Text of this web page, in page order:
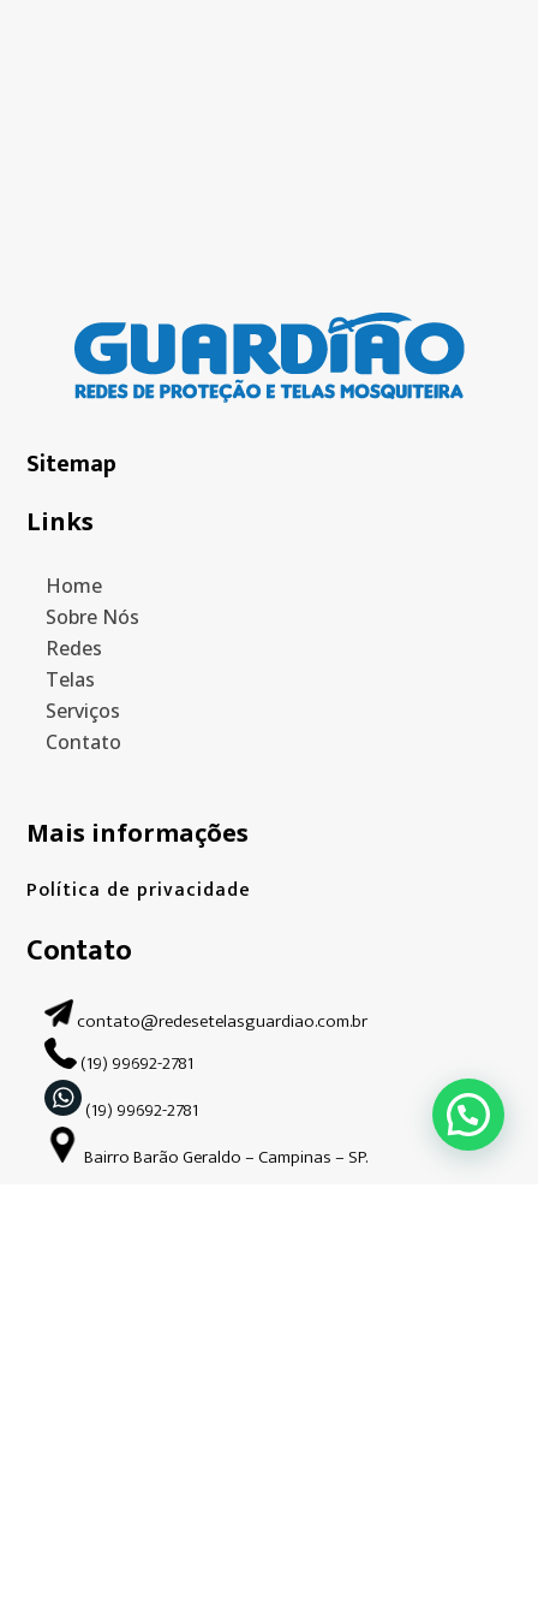
Sitemap
Links
Home
Sobre Nós
Redes
Telas
Serviços
Contato
Mais informações
Política de privacidade
Contato
contato@redesetelasguardiao.com.br
(19) 99692-2781
(19) 99692-2781
Bairro Barão Geraldo – Campinas – SP.